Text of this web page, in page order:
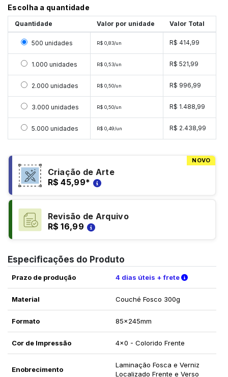
Escolha a quantidade
Quantidade Valor por unidade Valor Total
Selecionar 500 unidades
500 unidades R$ 0,83/un R$ 414,99
Selecionar 1000 unidades
1.000 unidades R$ 0,53/un R$ 521,99
Selecionar 2000 unidades
2.000 unidades R$ 0,50/un R$ 996,99
Selecionar 3000 unidades
3.000 unidades R$ 0,50/un R$ 1.488,99
Selecionar 5000 unidades
5.000 unidades R$ 0,49/un R$ 2.438,99
NOVO
Criação de Arte
R$ 45,99*
Revisão de Arquivo
R$ 16,99
Especificações do Produto
Prazo de produção 4 dias úteis + frete Verifique
Material Couché Fosco 300g
Formato 85x245mm
Cor de Impressão 4x0 - Colorido Frente
Enobrecimento
Laminação Fosca e Verniz
Localizado Frente e Verso